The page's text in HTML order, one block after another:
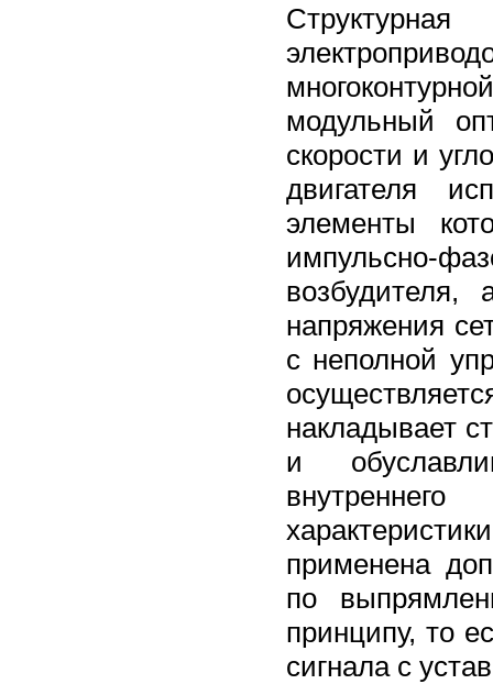
модульный
скорости и
двигателя
элементы
импульсно-
возбудителя,
напряжения
с неполной
накладывает
и
применена
по
принципу, то
сигнала с